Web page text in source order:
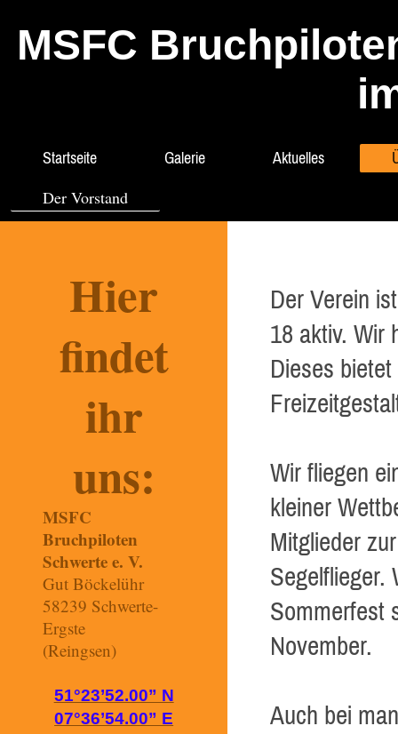
MSFC
Startseite Galerie Aktuelles
Der Vorstand
Der Verein
18 aktiv. Wir
Dieses
Wir fliegen
kleiner
Mitglieder
Segelflieger.
Sommerfest
November.
Auch bei
Hier
findet
ihr
uns:
MSFC
Bruchpiloten
Schwerte e. V.
Gut Böckelühr
58239 Schwerte-
Ergste
(Reingsen)
51°23’52.00” N
07°36’54.00” E